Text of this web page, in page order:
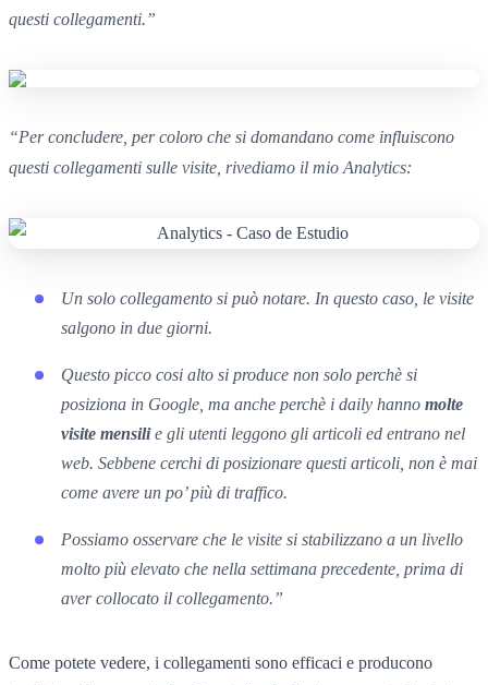
questi collegamenti.”
“Per concludere, per coloro che si domandano come influiscono
questi collegamenti sulle visite, rivediamo il mio Analytics:
Un solo collegamento si può notare. In questo caso, le visite
salgono in due giorni.
Questo picco cosi alto si produce non solo perchè si
posiziona in Google, ma anche perchè i daily hanno molte
visite mensili e gli utenti leggono gli articoli ed entrano nel
web. Sebbene cerchi di posizionare questi articoli non è mai
come avere un po’ più di traffico.
Possiamo osservare che le visite si stabilizzano a un livello
molto più elevato che nella settimana precedente prima di
aver collocato il collegamento.”
Come potete vedere, i collegamenti sono efficaci e producono